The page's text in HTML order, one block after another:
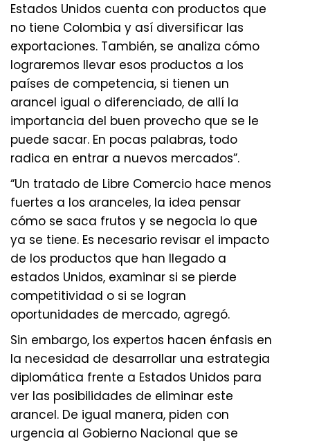
Estados Unidos cuenta con productos que
no tiene Colombia y así diversificar las
exportaciones. También, se analiza cómo
lograremos llevar esos productos a los
países de competencia, si tienen un
arancel igual o diferenciado, de allí la
importancia del buen provecho que se le
puede sacar. En pocas palabras, todo
radica en entrar a nuevos mercados”.
“Un tratado de Libre Comercio hace menos
fuertes a los aranceles, la idea pensar
cómo se saca frutos y se negocia lo que
ya se tiene. Es necesario revisar el impacto
de los productos que han llegado a
estados Unidos, examinar si se pierde
competitividad o si se logran
oportunidades de mercado, agregó.
Sin embargo, los expertos hacen énfasis en
la necesidad de desarrollar una estrategia
diplomática frente a Estados Unidos para
ver las posibilidades de eliminar este
arancel. De igual manera, piden con
urgencia al Gobierno Nacional que se